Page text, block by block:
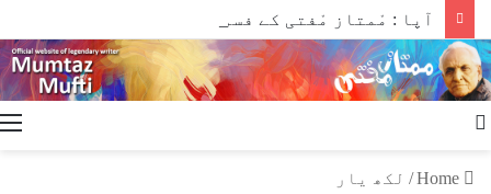
آپا : مْمتاز مْفتی کے فسوں ساز قلم سے
/ لکھ یار